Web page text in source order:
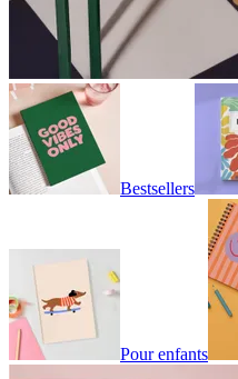
Bestsellers
Pour enfants